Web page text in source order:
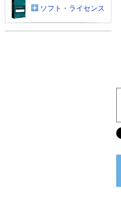
ソフト・ライセンス